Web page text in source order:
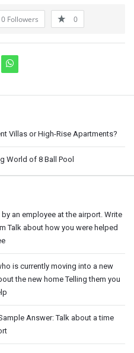
0 Followers 0
Villas or High-Rise Apartments?
World of 8 Ball Pool
an employee at the airport. Write
Talk about how you were helped
is currently moving into a new
the new home Telling them you
Answer: Talk about a time